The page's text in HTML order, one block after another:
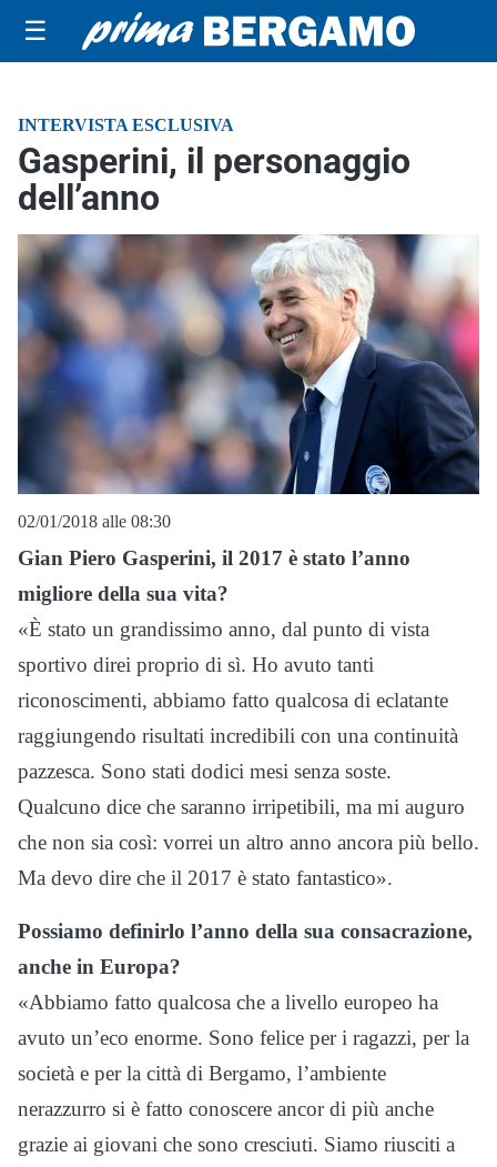
☰
INTERVISTA ESCLUSIVA
Gasperini, il personaggio
dell’anno
02/01/2018 alle 08:30
Gian Piero Gasperini, il 2017 è stato l’anno
migliore della sua vita?
«È stato un grandissimo anno, dal punto di vista
sportivo direi proprio di sì. Ho avuto tanti
riconoscimenti, abbiamo fatto qualcosa di eclatante
raggiungendo risultati incredibili con una continuità
pazzesca. Sono stati dodici mesi senza soste.
Qualcuno dice che saranno irripetibili, ma mi auguro
che non sia così: vorrei un altro anno ancora più bello.
Ma devo dire che il 2017 è stato fantastico».
Possiamo definirlo l’anno della sua consacrazione,
anche in Europa?
«Abbiamo fatto qualcosa che a livello europeo ha
avuto un’eco enorme. Sono felice per i ragazzi, per la
società e per la città di Bergamo, l’ambiente
nerazzurro si è fatto conoscere ancor di più anche
grazie ai giovani che sono cresciuti. Siamo riusciti a